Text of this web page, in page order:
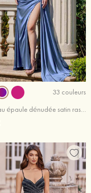
33 couleurs
Fourreau épaule dénudée satin ras du sol robe de bal